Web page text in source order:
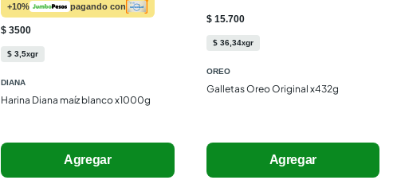
+10% pagando con
$ 3500
$ 3 5xgr
DIANA
Harina Diana maíz blanco x1000g
Agregar
$ 15.700
$ 36, 34xgr
OREO
Galletas Oreo Original x432g
Agregar